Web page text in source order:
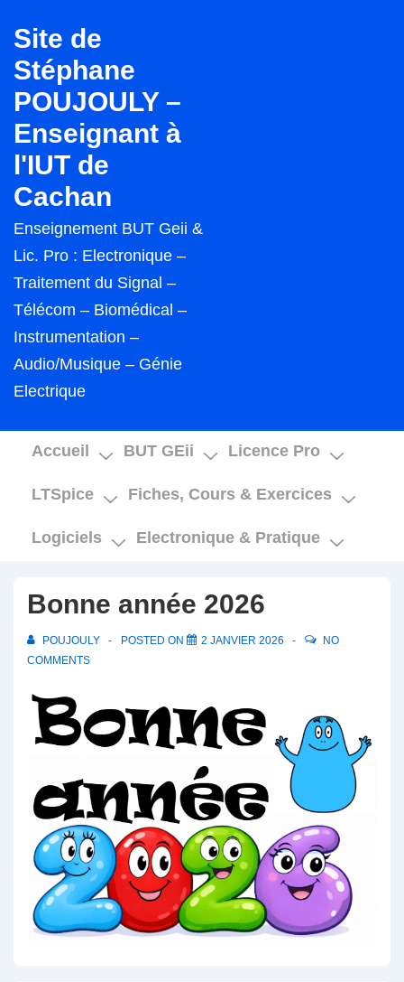
passer
au
contenu
principal
Site de
Stéphane
POUJOULY –
Enseignant à
l'IUT de
Cachan
Enseignement BUT Geii &
Lic. Pro : Electronique –
Traitement du Signal –
Télécom – Biomédical –
Instrumentation –
Audio/Musique – Génie
Electrique
Main
Accueil BUT GEii Licence Pro
LTSpice Fiches, Cours & Exercices
Logiciels Electronique & Pratique
Bonne année 2026
POUJOULY POSTED ON 2 JANVIER 2026
NO
COMMENTS